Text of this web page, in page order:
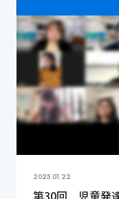
2025.01.22
第30回 児童発